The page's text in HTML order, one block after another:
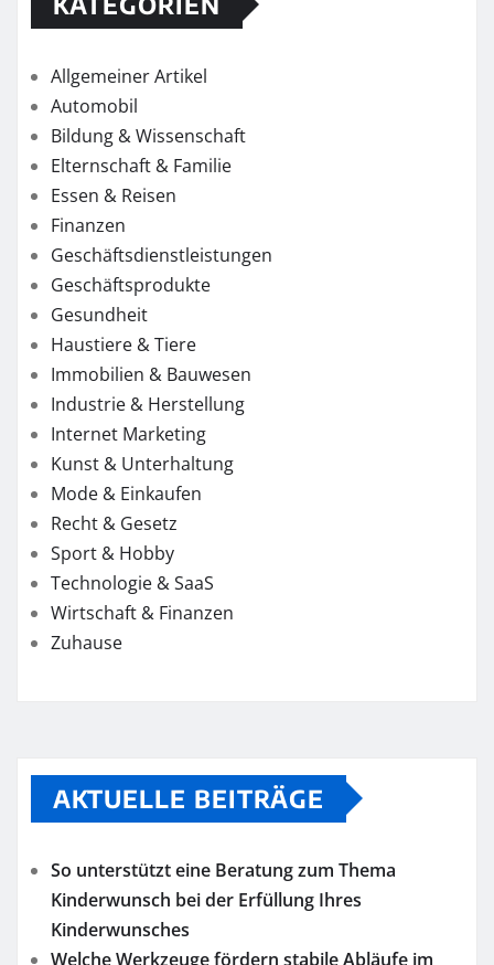
Allgemeiner Artikel
Automobil
Bildung & Wissenschaft
Elternschaft & Familie
Essen & Reisen
Finanzen
Geschäftsdienstleistungen
Geschäftsprodukte
Gesundheit
Haustiere & Tiere
Immobilien & Bauwesen
Industrie & Herstellung
Internet Marketing
Kunst & Unterhaltung
Mode & Einkaufen
Recht & Gesetz
Sport & Hobby
Technologie & SaaS
Wirtschaft & Finanzen
Zuhause
AKTUELLE BEITRÄGE
So unterstützt eine Beratung zum Thema
Kinderwunsch bei der Erfüllung Ihres
Kinderwunsches
Welche Werkzeuge fördern stabile Abläufe im